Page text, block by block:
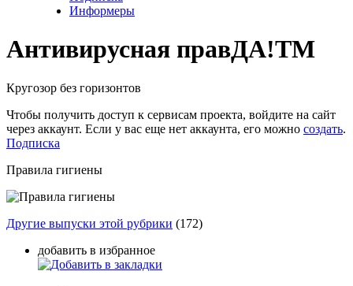
Информеры
Антивирусная правДА!TM
Кругозор без горизонтов
Чтобы получить доступ к сервисам проекта, войдите на сайт
через аккаунт. Если у вас еще нет аккаунта, его можно создать.
Подписка
Правила гигиены
Другие выпуски этой рубрики (172)
добавить в избранное